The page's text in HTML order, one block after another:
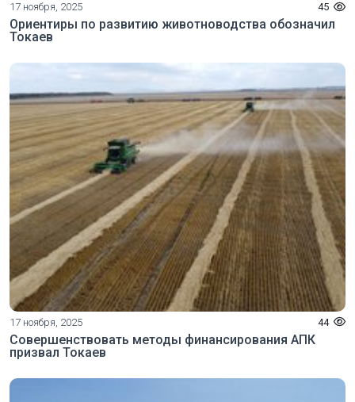
17 ноября, 2025 45
Ориентиры по развитию животноводства обозначил
Токаев
17 ноября, 2025 44
Совершенствовать методы финансирования АПК
призвал Токаев